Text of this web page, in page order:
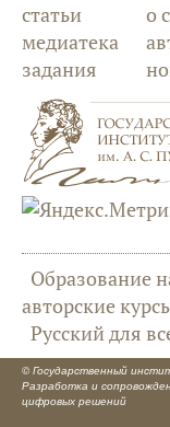
статьи
медиатека
задания
о
Образование
авторские
Русский для
© Государственный
Разработка и
цифровых решений